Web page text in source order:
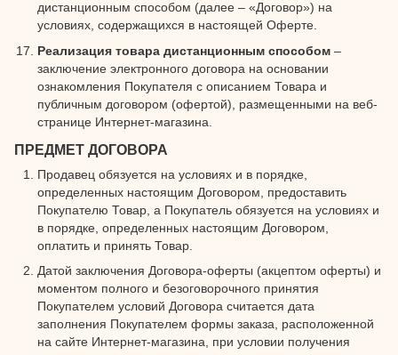
дистанционным способом (далее – «Договор») на
условиях, содержащихся в настоящей Оферте.
Реализация товара дистанционным способом –
заключение электронного договора на основании
ознакомления Покупателя с описанием Товара и
публичным договором (офертой), размещенными на веб-
странице Интернет-магазина.
ПРЕДМЕТ ДОГОВОРА
Продавец обязуется на условиях и в порядке,
определенных настоящим Договором, предоставить
Покупателю Товар, а Покупатель обязуется на условиях и
в порядке, определенных настоящим Договором,
оплатить и принять Товар.
Датой заключения Договора-оферты (акцептом оферты) и
моментом полного и безоговорочного принятия
Покупателем условий Договора считается дата
заполнения Покупателем формы заказа, расположенной
на сайте Интернет-магазина, при условии получения